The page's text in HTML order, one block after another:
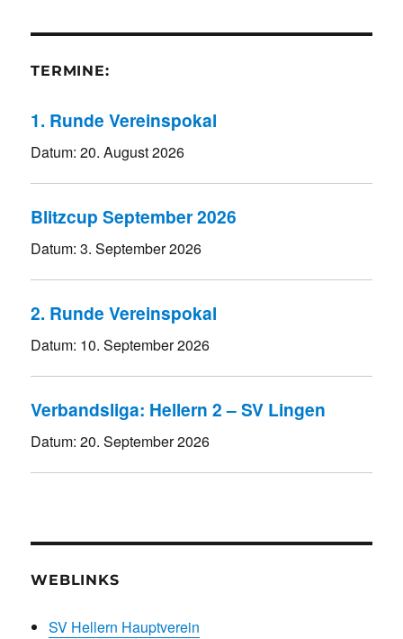
TERMINE:
1. Runde Vereinspokal
Datum:20. August 2026
Blitzcup September 2026
Datum:3. September 2026
2. Runde Vereinspokal
Datum: 10. September 2026
Verbandsliga: Hellern 2 – SV Lingen
Datum:20. September 2026
WEBLINKS
SV Hellern Hauptverein